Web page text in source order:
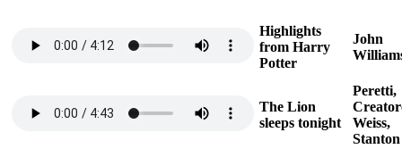
Highlights
from Harry
Potter
John
The Lion
sleeps tonight
Peretti,
Weiss,
Stanton